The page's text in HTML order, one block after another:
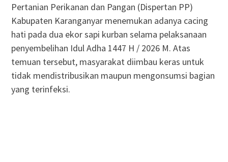
Pertanian Perikanan dan Pangan (Dispertan PP)
Kabupaten Karanganyar menemukan adanya cacing
hati pada dua ekor sapi kurban selama pelaksanaan
penyembelihan Idul Adha 1447 H / 2026 M. Atas
temuan tersebut, masyarakat diimbau keras untuk
tidak mendistribusikan maupun mengonsumsi bagian
yang terinfeksi.